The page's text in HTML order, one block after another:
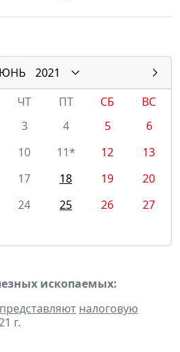
2021
ЧТ ПТ СБ
ВС
3 4 5
6
10 11* 12
13
17 18 19
20
24 25 26
27
ископаемых:
представляют налоговую
г.